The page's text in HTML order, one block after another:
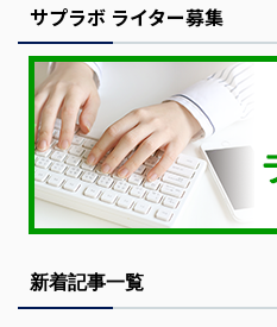
サプラボ ライター募集
新着記事一覧